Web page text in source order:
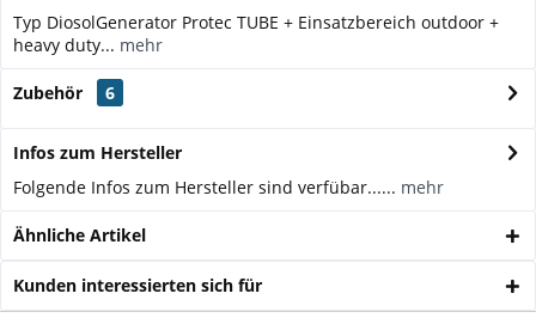
Typ DiosolGenerator Protec TUBE + Einsatzbereich outdoor +
heavy duty... mehr
Zubehör 6
Infos zum Hersteller
Folgende Infos zum Hersteller sind verfübar...... mehr
Ähnliche Artikel
Kunden interessierten sich für